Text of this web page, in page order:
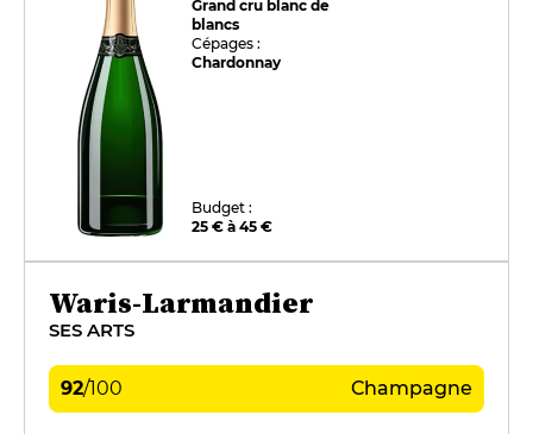
Grand cru blanc de
blancs
Cépages :
Chardonnay
Budget :
25 € à 45 €
Waris-Larmandier
SES ARTS
92/100 Champagne